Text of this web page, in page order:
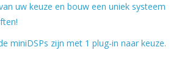
uw keuze en bouw een uniek systeem
miniDSPs zijn met 1 plug-in naar keuze.